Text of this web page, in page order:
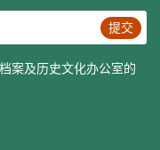
提交
案及历史文化办公室的